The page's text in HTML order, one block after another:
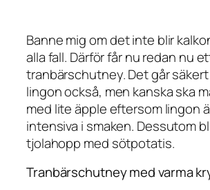
Banne mig om det inte blir
alla fall. Därför får nu redan nu
tranbärschutney. Det går
lingon också, men kanska ska
med lite äpple eftersom lingon
intensiva i smaken. Dessutom
tjolahopp med sötpotatis.
Tranbärschutney med varma